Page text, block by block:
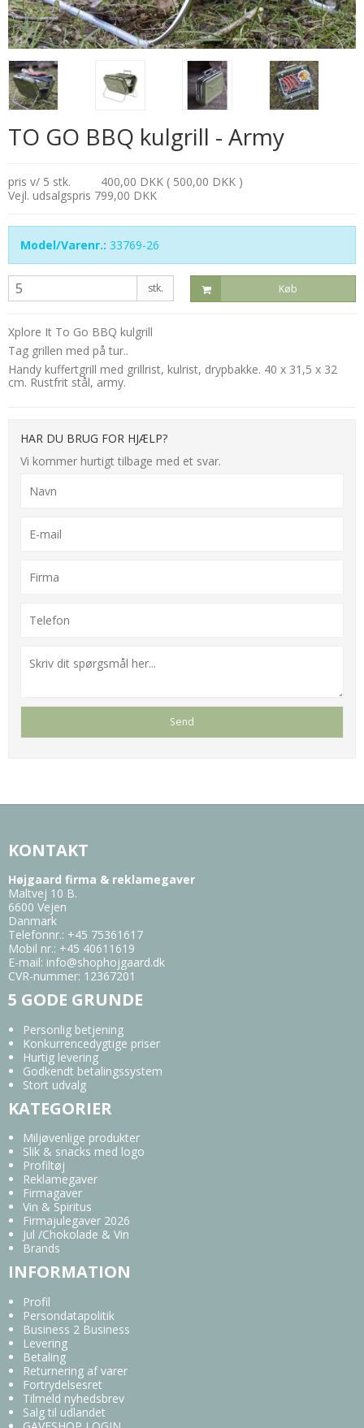
TO GO BBQ kulgrill - Army
pris v/ 5 stk.
400,00 DKK ( 500,00 DKK )
Vejl. udsalgspris 799,00 DKK
Model/Varenr.: 33769-26
stk. Køb
Xplore It To Go BBQ kulgrill
Tag grillen med på tur..
Handy kuffertgrill med grillrist, kulrist, drypbakke. 40 x 31,5 x 32
cm. Rustfrit stål, army.
HAR DU BRUG FOR HJÆLP?
Vi kommer hurtigt tilbage med et svar.
KONTAKT
Højgaard firma & reklamegaver
Maltvej 10 B.
6600 Vejen
Danmark
Telefonnr.: +45 75361617
Mobil nr.: +45 40611619
E-mail: info@shophojgaard.dk
CVR-nummer: 12367201
5 GODE GRUNDE
Personlig betjening
Konkurrencedygtige priser
Hurtig levering
Godkendt betalingssystem
Stort udvalg
KATEGORIER
Miljøvenlige produkter
Slik & snacks med logo
Profiltøj
Reklamegaver
Firmagaver
Vin & Spiritus
Firmajulegaver 2026
Jul /Chokolade & Vin
Brands
INFORMATION
Profil
Persondatapolitik
Business 2 Business
Levering
Betaling
Returnering af varer
Fortrydelsesret
Tilmeld nyhedsbrev
Salg til udlandet